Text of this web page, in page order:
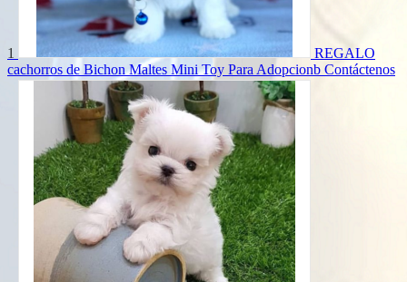
1
REGALO
cachorros de Bichon Maltes Mini Toy Para Adopcionb Contáctenos